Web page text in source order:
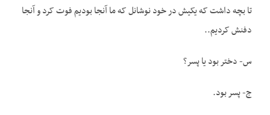
تا بچه داشت که یکیش در خود نوشانل که ما آنجا بودیم فوت کرد و آنجا
دفنش کردیم..
س- دختر بود یا پسر؟
ج- پسر بود.